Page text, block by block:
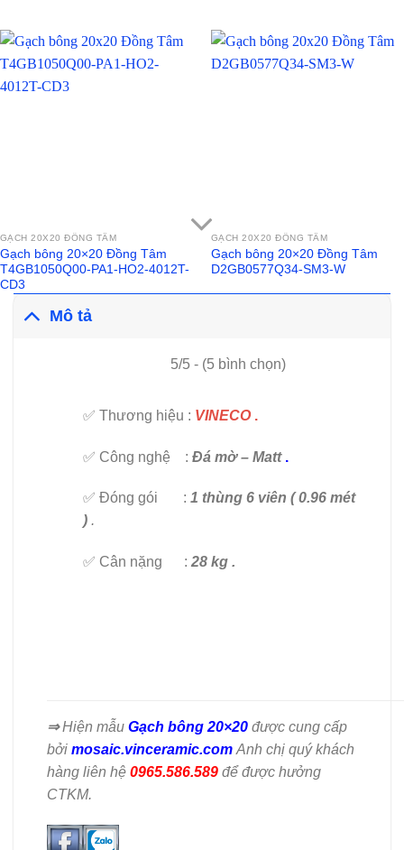
GẠCH 20X20 ĐỒNG TÂM
Gạch bông 20×20 Đồng Tâm
T4GB1050Q00-PA1-HO2-4012T-
CD3
GẠCH 20X20 ĐỒNG TÂM
Gạch bông 20×20 Đồng Tâm
D2GB0577Q34-SM3-W
Mô tả
5/5 - (5 bình chọn)
✅ Thương hiệu : VINECO.
✅ Công nghệ : Đá mờ – Matt.
✅ Đóng gói : 1 thùng 6 viên ( 0.96 mét
).
✅ Cân nặng : 28 kg .
⇒Hiện mẫu Gạch bông 20×20 được cung cấp
bởi mosaic.vinceramic.com Anh chị quý khách
hàng liên hệ 0965.586.589để được hưởng
CTKM.